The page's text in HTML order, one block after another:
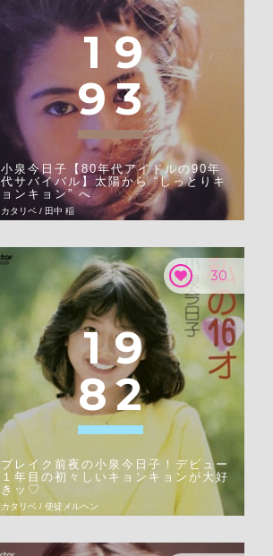
1 9
93
小泉今日子【80年代アイドルの90年
代サバイバル】太陽から “しっとりキ
ョンキョン” へ
カタリベ / 田中 稲
30
1 9
82
ブレイク前夜の小泉今日子！デビュー
１年目の初々しいキョンキョンが大好
きッ♡
カタリベ / 使徒メルヘン